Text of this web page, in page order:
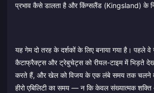
प्रभाव कैसे डालता है और किंग्सलैंड (Kingsland) के
यह गेम दो तरह के दर्शकों के लिए बनाया गया है। पहले
कैटाफ्रैक्ट्स और ट्रेबुचेट्स को रीयल-टाइम में भिड़ते
करते हैं, और खेल को विजय के एक लंबे समय तक चलने वाले
हीरो एबिलिटी का समय — न कि केवल संख्यात्मक शक्ति